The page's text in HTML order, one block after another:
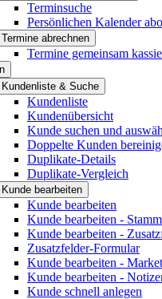
Terminsuche
Persönlichen Kalender
Termine abrechnen
Termine gemeinsam
Kundenliste & Suche
Kundenliste
Kundenübersicht
Kunde suchen und
Doppelte Kunden
Duplikate-Details
Duplikate-Vergleich
Kunde bearbeiten
Kunde bearbeiten
Kunde bearbeiten -
Kunde bearbeiten -
Zusatzfelder-Formular
Kunde bearbeiten -
Kunde bearbeiten -
Kunde schnell anlegen